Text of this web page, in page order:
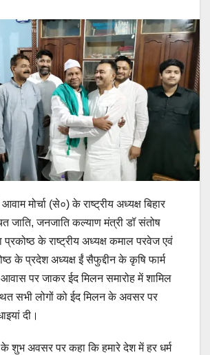
आवाम मोर्चा (से०) के राष्ट्रीय अध्यक्ष बिहार
जाति, जनजाति कल्याण मंत्री डॉ संतोष
के राष्ट्रीय अध्यक्ष कमाल परवेज एवं
के प्रदेश अध्यक्ष ईं सैफुद्दीन के कृषि फार्म
पर जाकर ईद मिलन समारोह में शामिल
सभी लोगों को ईद मिलन के अवसर पर
दी।
शुभ अवसर पर कहा कि हमारे देश में हर धर्म